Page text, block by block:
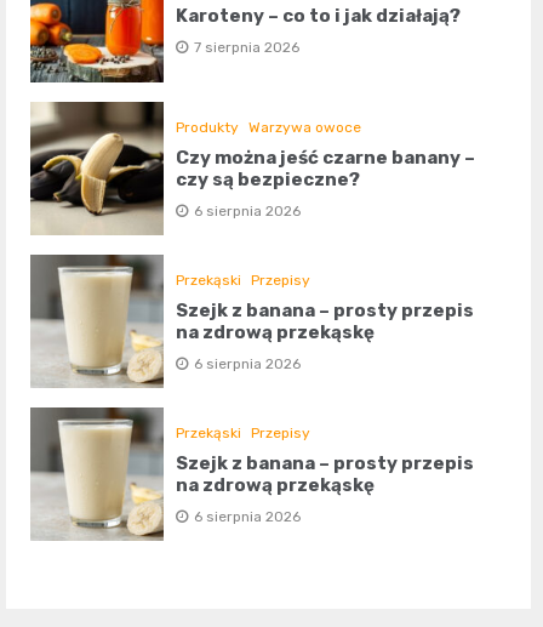
Karoteny – co to i jak działają?
7 sierpnia 2026
Produkty Warzywa owoce
Czy można jeść czarne banany –
czy są bezpieczne?
6 sierpnia 2026
Przekąski Przepisy
Szejk z banana – prosty przepis
na zdrową przekąskę
6 sierpnia 2026
Przekąski Przepisy
Szejk z banana – prosty przepis
na zdrową przekąskę
6 sierpnia 2026